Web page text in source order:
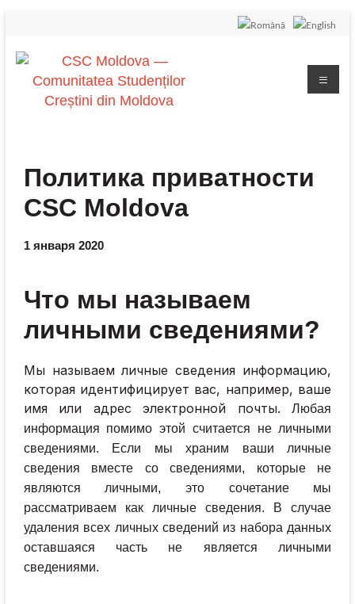
Политика приватности
CSC Moldova
1 января 2020
Что мы называем
личными сведениями?
Мы называем личные сведения информацию,
которая идентифицирует вас, например, ваше
имя или адрес электронной почты.Любая
информация помимо этой считается не личными
сведениями.
Если мы храним ваши личные
сведения вместе со сведениями, которые не
являются личными, это сочетание мы
рассматриваем как личные сведения. В случае
удаления всех личных сведений из набора данных
оставшаяся часть не является личными
сведениями.